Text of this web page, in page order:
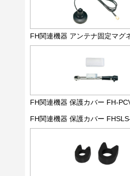
FH関連機器 アンテナ固定マグ
FH関連機器 保護カバー FH-
FH関連機器 保護カバー